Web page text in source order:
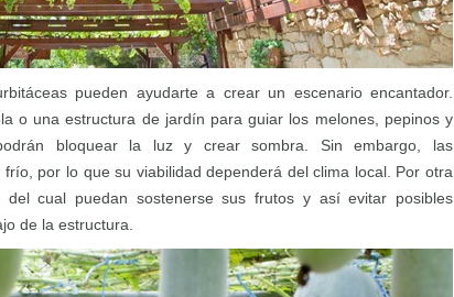
pueden ayudarte a crear un escenario encantador.
o una estructura de jardín para guiar los melones, pepinos y
bloquear la luz y crear sombra. Sin embargo, las
por lo que su viabilidad dependerá del clima local. Por otra
cual puedan sostenerse sus frutos y así evitar posibles
de la estructura.